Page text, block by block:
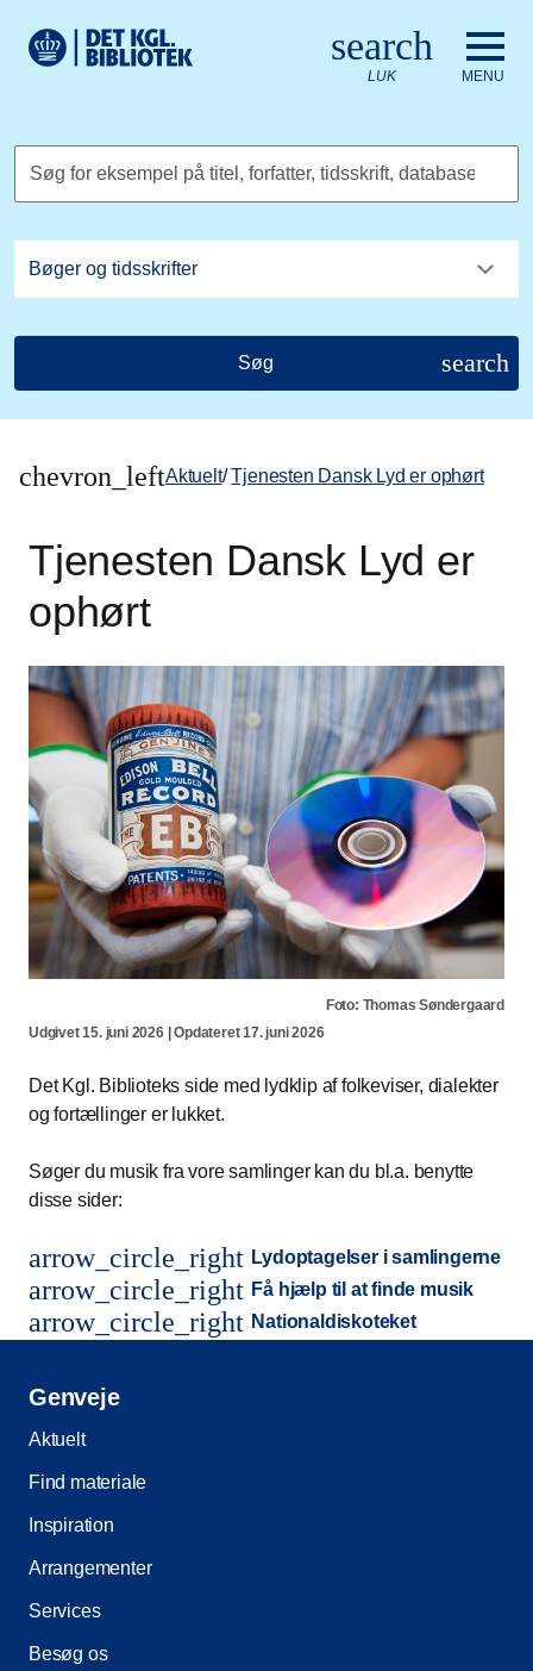
Det Kongelige Biblioteks logo. Gå til Det Kongelige
search
LUK MENU
Søg for eksempel på titel, forfatter, tidsskrift, database
Søg search
chevron_leftAktuelt/ Tjenesten Dansk Lyd er ophørt
Tjenesten Dansk Lyd er
ophørt
Foto: Thomas Søndergaard
Udgivet 15. juni 2026 | Opdateret 17. juni 2026
Det Kgl. Biblioteks side med lydklip af folkeviser, dialekter
og fortællinger er lukket.
Søger du musik fra vore samlinger kan du bl.a. benytte
disse sider:
arrow_circle_right Lydoptagelser i samlingerne
arrow_circle_right Få hjælp til at finde musik
arrow_circle_right Nationaldiskoteket
Genveje
Aktuelt
Find materiale
Inspiration
Arrangementer
Services
Besøg os